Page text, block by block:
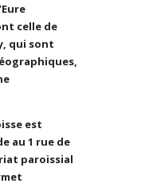
celle de
qui sont
est
au 1 rue de
paroissial